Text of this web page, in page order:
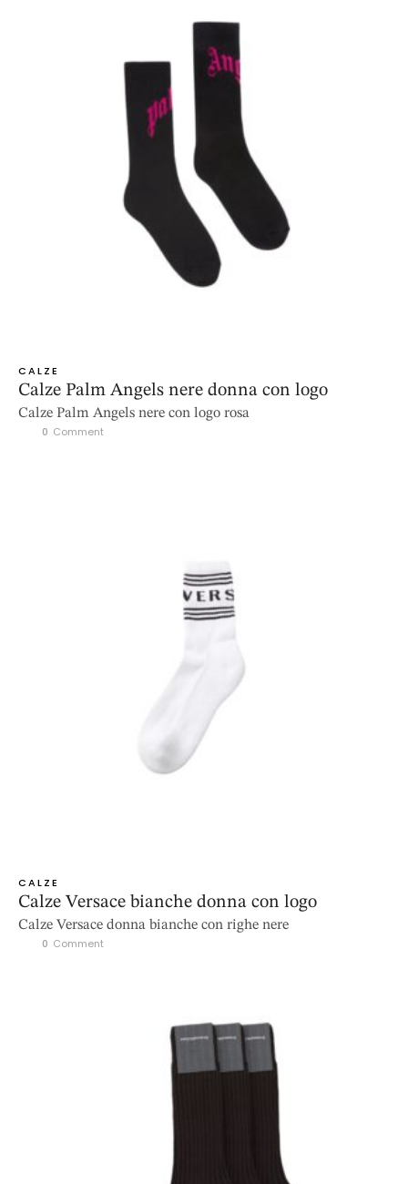
CALZE
Calze Palm Angels nere donna con logo
Calze Palm Angels nere con logo rosa
0 Comment
CALZE
Calze Versace bianche donna con logo
Calze Versace donna bianche con righe nere
0 Comment